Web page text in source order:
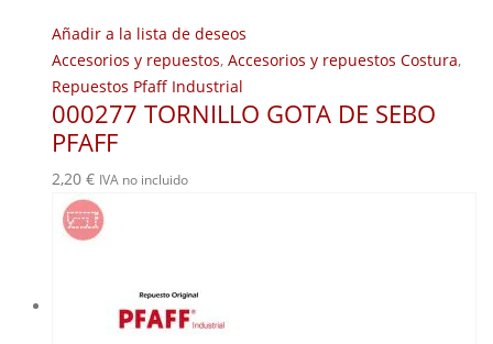
Añadir a la lista de deseos
Accesorios y repuestos, Accesorios y repuestos Costura,
Repuestos Pfaff Industrial
000277 TORNILLO GOTA DE SEBO
PFAFF
2,20 € IVA no incluido